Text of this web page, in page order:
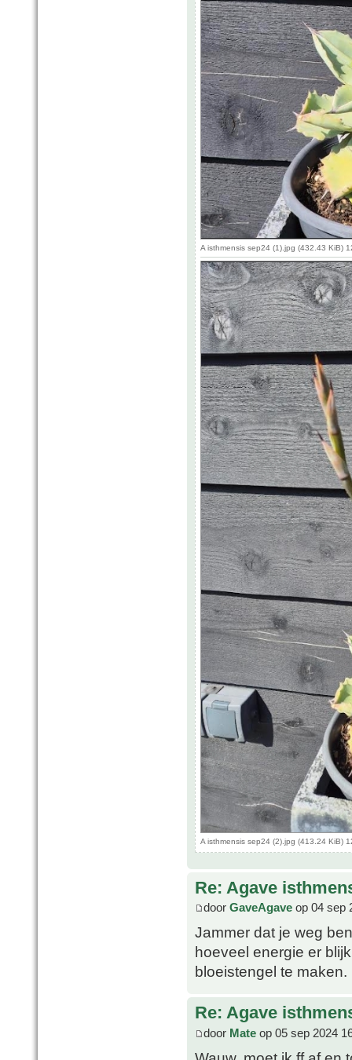
A isthmensis sep24 (1).jpg (432.43 KiB)
A isthmensis sep24 (2).jpg (413.24 KiB)
Re: Agave
door GaveAgave op 04 sep
Jammer dat je weg
hoeveel energie er
bloeistengel te maken.
Re: Agave
door Mate op 05 sep 2024